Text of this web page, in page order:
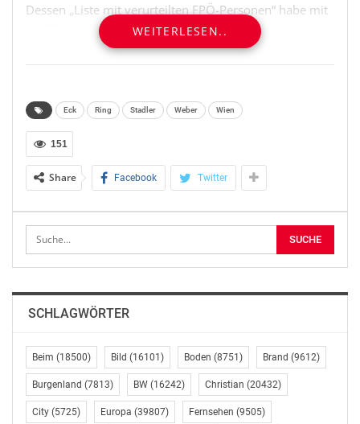
Dessen „Liste mit verurteilten FPÖ-Personen“ habe mit
der Thematik des demografischen Wandels nichts zu
tun. Anstatt die steigende Jugendkriminalität zu
diskutieren, falle die SPÖ nur mit Ablenkungsversuchen
FPÖ-Antrag zur Herabsetzung der Strafmündigkeit fand
keine Mehrheit.
ÖFFENTLICHEN GANZTAGSSCHULEN
pleite“. Tufegdzic kritisierte, dass die Stadt sich dazu
entschlossen habe, die Menschen zu „belasten“, anstatt
Prozent erhöht worden. Der Spätbetreuungsbeitrag an
den Ganztagsschulen werde nun um 133 Euro erhöht
und so verdoppelt. Gerade für Familien seien die
Belastungen „spürbar“. Arbeitnehmende und
WEITERLESEN..
Eck Ring Stadler Weber Wien
151
Share Facebook Twitter
SCHLAGWÖRTER
Beim (18500) Bild (16101) Boden (8751) Brand (9612)
Burgenland (7813) BW (16242) Christian (20432)
City (5725) Europa (39807) Fernsehen (9505)